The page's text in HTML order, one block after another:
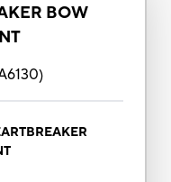
BOW
)